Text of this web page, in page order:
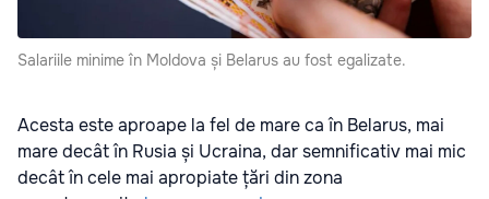
Salariile minime în Moldova și Belarus au fost egalizate.
Acesta este aproape la fel de mare ca în Belarus, mai
mare decât în Rusia și Ucraina, dar semnificativ mai mic
decât în cele mai apropiate țări din zona